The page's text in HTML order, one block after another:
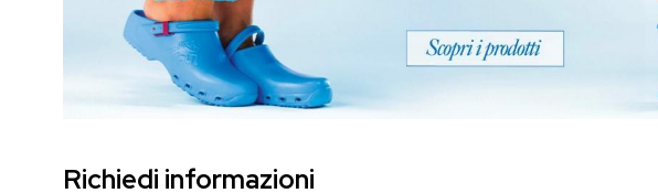
Richiedi informazioni